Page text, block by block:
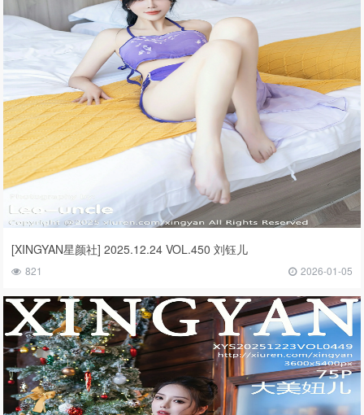
[XINGYAN星颜社] 2025.12.24 VOL.450 刘钰儿
821 2026-01-05